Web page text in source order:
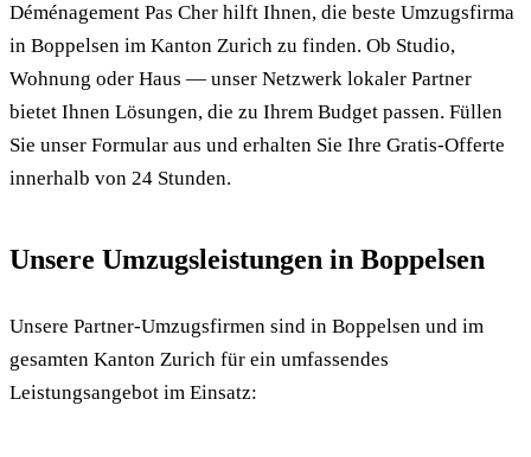
Déménagement Pas Cher hilft Ihnen, die beste Umzugsfirma
in Boppelsen im Kanton Zurich zu finden. Ob Studio,
Wohnung oder Haus — unser Netzwerk lokaler Partner
bietet Ihnen Lösungen, die zu Ihrem Budget passen. Füllen
Sie unser Formular aus und erhalten Sie Ihre Gratis-Offerte
innerhalb von 24 Stunden.
Unsere Umzugsleistungen in Boppelsen
Unsere Partner-Umzugsfirmen sind in Boppelsen und im
gesamten Kanton Zurich für ein umfassendes
Leistungsangebot im Einsatz: